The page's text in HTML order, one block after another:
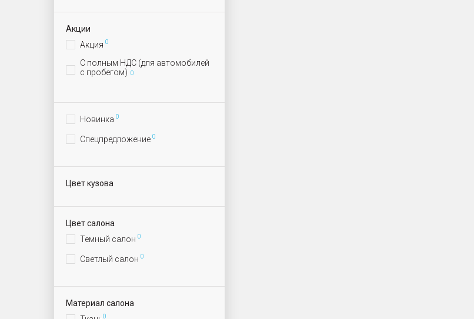
Акции
Акция 0
С полным НДС (для автомобилей
с пробегом) 0
Новинка 0
Спецпредложение 0
Цвет кузова
Цвет салона
Темный салон 0
Светлый салон 0
Материал салона
0